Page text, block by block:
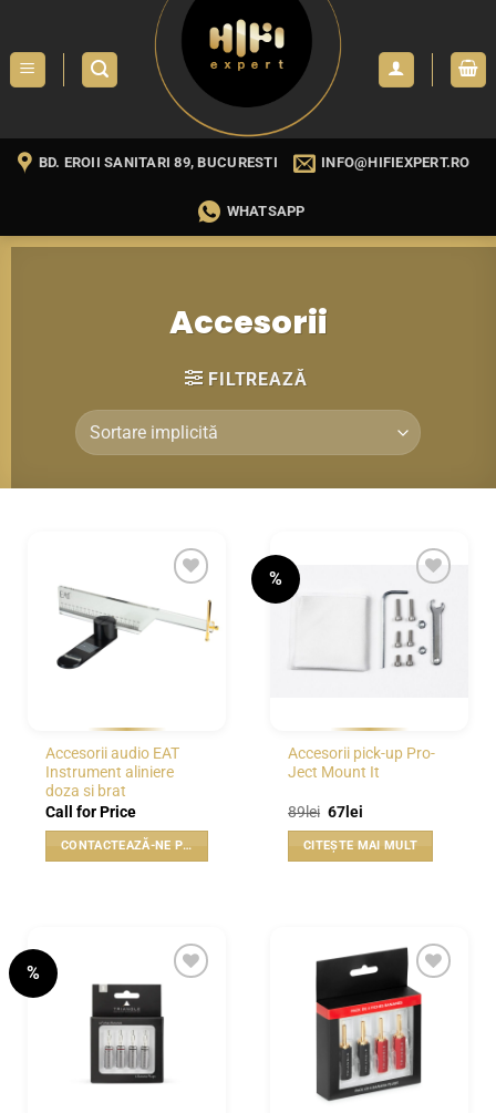
content
BD. EROII SANITARI 89, BUCURESTI INFO@HIFIEXPERT.RO
WHATSAPP
Accesorii
FILTREAZĂ
Accesorii audio EAT
Instrument aliniere
doza si brat
Call for Price
CONTACTEAZĂ-NE PENTRU PREȚ
%
WISHLIST
Accesorii pick-up Pro-
Ject Mount It
89lei Prețul
a
fost:
89lei.
67lei
este:
67lei.
CITEȘTE MAI MULT
%
WISHLIST